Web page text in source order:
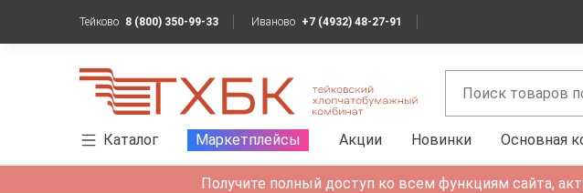
Тейково 8 (800) 350-99-33 Иваново +7 (4932) 48-27-91
Каталог Маркетплейсы Акции Новинки Основная
Получите полный доступ ко всем функциям сайта,